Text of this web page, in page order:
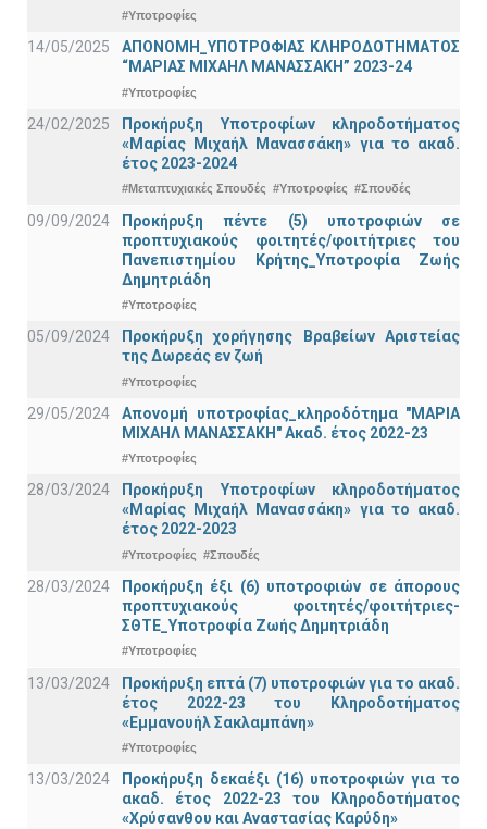
#Υποτροφίες
14/05/2025
ΑΠΟΝΟΜΗ_ΥΠΟΤΡΟΦΙΑΣ ΚΛΗΡΟΔΟΤΗΜΑΤΟΣ
“ΜΑΡΙΑΣ ΜΙΧΑΗΛ ΜΑΝΑΣΣΑΚΗ” 2023-24
#Υποτροφίες
24/02/2025
Προκήρυξη Υποτροφίων κληροδοτήματος
«Μαρίας Μιχαήλ Μανασσάκη» για το ακαδ.
έτος 2023-2024
#Μεταπτυχιακές Σπουδές #Υποτροφίες #Σπουδές
09/09/2024
Προκήρυξη πέντε (5) υποτροφιών σε
προπτυχιακούς φοιτητές/φοιτήτριες του
Πανεπιστημίου Κρήτης_Υποτροφία Ζωής
Δημητριάδη
#Υποτροφίες
05/09/2024
Προκήρυξη χορήγησης Βραβείων Αριστείας
της Δωρεάς εν ζωή
#Υποτροφίες
29/05/2024
Απονομή υποτροφίας_κληροδότημα "ΜΑΡΙΑ
ΜΙΧΑΗΛ ΜΑΝΑΣΣΑΚΗ" Ακαδ. έτος 2022-23
#Υποτροφίες
28/03/2024
Προκήρυξη Υποτροφίων κληροδοτήματος
«Μαρίας Μιχαήλ Μανασσάκη» για το ακαδ.
έτος 2022-2023
#Υποτροφίες #Σπουδές
28/03/2024
Προκήρυξη έξι (6) υποτροφιών σε άπορους
προπτυχιακούς φοιτητές/φοιτήτριες-
ΣΘΤΕ_Υποτροφία Ζωής Δημητριάδη
#Υποτροφίες
13/03/2024
Προκήρυξη επτά (7) υποτροφιών για το ακαδ.
έτος 2022-23 του Κληροδοτήματος
«Εμμανουήλ Σακλαμπάνη»
#Υποτροφίες
13/03/2024
Προκήρυξη δεκαέξι (16) υποτροφιών για το
ακαδ. έτος 2022-23 του Κληροδοτήματος
«Χρύσανθου και Αναστασίας Καρύδη»